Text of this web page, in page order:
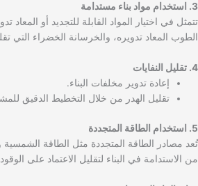
3. استخدام مواد بناء مستدامة
تتمثل في اختيار المواد القابلة للتجديد أو المعاد
الطوب المعاد تدويره، والخرسانة الخضراء التي
4. تقليل النفايات
إعادة تدوير مخلفات البناء.
تقليل الهدر من خلال التخطيط الدقيق
5. استخدام الطاقة المتجددة
تُعد مصادر الطاقة المتجددة مثل الطاقة الشمسية
من الاستدامة في البناء لتقليل الاعتماد على